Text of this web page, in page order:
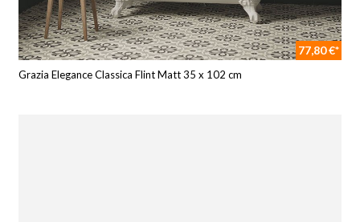
77,80 €*
Grazia Elegance Classica Flint Matt 35 x 102 cm